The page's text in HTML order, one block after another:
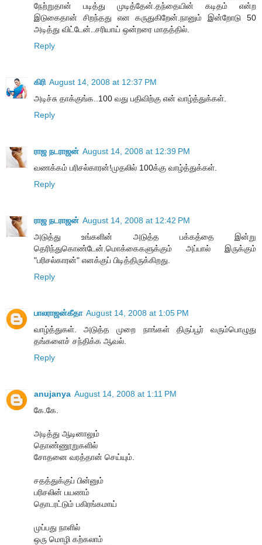
நேற்றுதான் படித்து முடித்தேன்.தந்தையின் கடிதம் என்ற‌
இடுகைதான் சிறந்தது என கருதுகிறேன்.நானும் இன்றோடு 50
அடித்து விட்டேன்..சரியாய் ஒன்றரை மாதத்தில்.
Reply
கிரி August 14, 2008 at 12:37 PM
அடிச்சு தாக்குங்க..100 வது பதிவிற்கு என் வாழ்த்துக்கள்.
Reply
ராஜ நடராஜன் August 14, 2008 at 12:39 PM
வணக்கம் பரிசல்காரன்!முதலில் 100க்கு வாழ்த்துக்கள்.
Reply
ராஜ நடராஜன் August 14, 2008 at 12:42 PM
அடுத்து உங்களின் அடுத்த பக்கத்தை இன்று
தெரிந்துகொண்டேன்.மொக்கைகளுக்கும் அப்பால் இருக்கும்
"பரிசல்காரன்" எனக்குப் பிடித்திருக்கிறது.
Reply
பாலராஜன்கீதா August 14, 2008 at 1:05 PM
வாழ்த்துகள். அடுத்த முறை நாங்கள் திருப்பூர் வரும்பொழுது
தங்களைச் சந்திக்க ஆவல்.
Reply
anujanya August 14, 2008 at 1:11 PM
கே.கே.
அடித்து ஆடினாலும்
தொண்ணூறுகளில்
சோதனை வரத்தான் செய்யும்.
சதத்துக்குப் பின்னும்
பரிசலின் பயணம்
தொடரட்டும் பகிரங்கமாய்
முப்பது நாளில்
ஒரு மொழி கற்கலாம்